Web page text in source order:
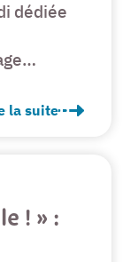
dédiée
la suite
du
! » :